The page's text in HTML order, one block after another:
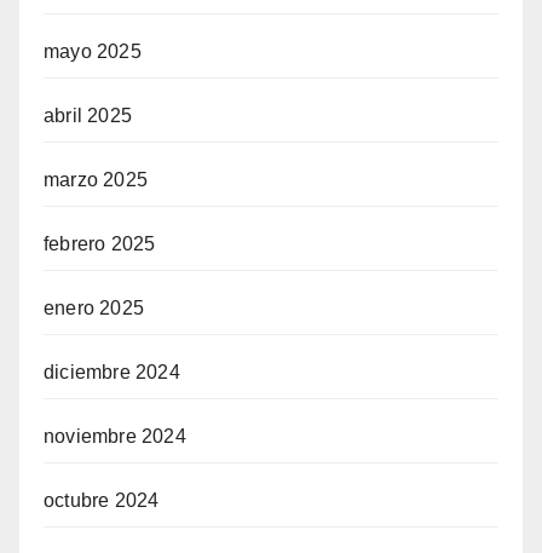
mayo 2025
abril 2025
marzo 2025
febrero 2025
enero 2025
diciembre 2024
noviembre 2024
octubre 2024